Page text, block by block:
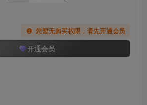
您暂无购买权限，请先开通会员
开通会员